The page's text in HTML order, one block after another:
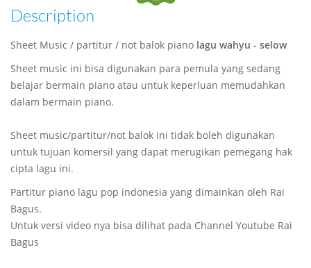
Description
Sheet Music / partitur / not balok piano lagu wahyu - selow
Sheet music ini bisa digunakan para pemula yang sedang
belajar bermain piano atau untuk keperluan memudahkan
dalam bermain piano.
Sheet music/partitur/not balok ini tidak boleh digunakan
untuk tujuan komersil yang dapat merugikan pemegang hak
cipta lagu ini.
Partitur piano lagu pop indonesia yang dimainkan oleh Rai
Bagus.
Untuk versi video nya bisa dilihat pada Channel Youtube Rai
Bagus